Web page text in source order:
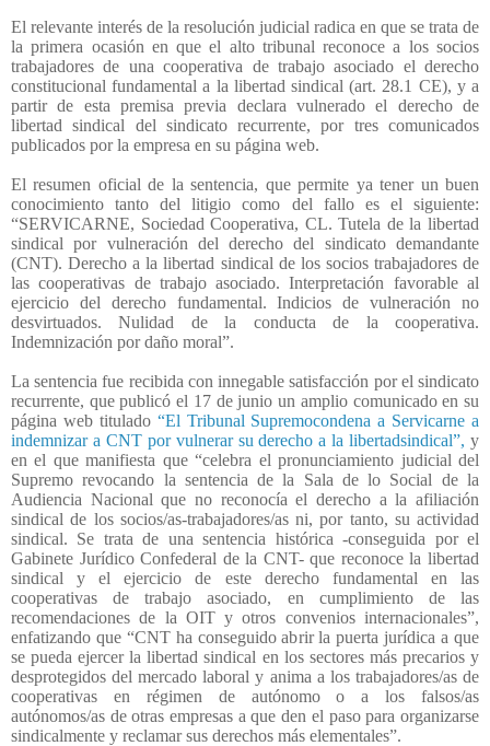
El relevante interés de la resolución judicial radica en que se trata de
la primera ocasión en que el alto tribunal reconoce a los socios
trabajadores de una cooperativa de trabajo asociado el derecho
constitucional fundamental a la libertad sindical (art. 28.1 CE), y a
partir de esta premisa previa declara vulnerado el derecho de
libertad sindical del sindicato recurrente, por tres comunicados
publicados por la empresa en su página web.
El resumen oficial de la sentencia, que permite ya tener un buen
conocimiento tanto del litigio como del fallo es el siguiente:
“SERVICARNE, Sociedad Cooperativa, CL. Tutela de la libertad
sindical por vulneración del derecho del sindicato demandante
(CNT). Derecho a la libertad sindical de los socios trabajadores de
las cooperativas de trabajo asociado. Interpretación favorable al
ejercicio del derecho fundamental. Indicios de vulneración no
desvirtuados. Nulidad de la conducta de la cooperativa.
Indemnización por daño moral”.
La sentencia fue recibida con innegable satisfacción por el sindicato
recurrente, que publicó el 17 de junio un amplio comunicado en su
página web titulado “El Tribunal Supremocondena a Servicarne a
indemnizar a CNT por vulnerar su derecho a la libertadsindical”, y
en el que manifiesta que “celebra el pronunciamiento judicial del
Supremo revocando la sentencia de la Sala de lo Social de la
Audiencia Nacional que no reconocía el derecho a la afiliación
sindical de los socios/as-trabajadores/as ni, por tanto, su actividad
sindical. Se trata de una sentencia histórica -conseguida por el
Gabinete Jurídico Confederal de la CNT- que reconoce la libertad
sindical y el ejercicio de este derecho fundamental en las
cooperativas de trabajo asociado, en cumplimiento de las
recomendaciones de la OIT y otros convenios internacionales”,
enfatizando que “CNT ha conseguido abrir la puerta jurídica a que
se pueda ejercer la libertad sindical en los sectores más precarios y
desprotegidos del mercado laboral y anima a los trabajadores/as de
cooperativas en régimen de autónomo o a los falsos/as
autónomos/as de otras empresas a que den el paso para organizarse
sindicalmente y reclamar sus derechos más elementales”.